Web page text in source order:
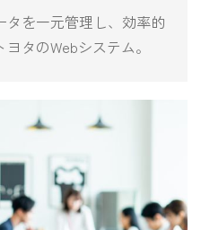
を一元管理し、効率的
タのWebシステム。